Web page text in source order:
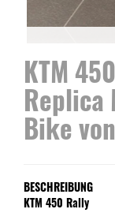
KTM
Replica
Bike
BESCHREIBUNG
KTM 450 Rally